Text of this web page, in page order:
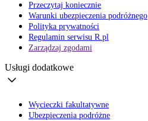
Przeczytaj koniecznie
Warunki ubezpieczenia podróżnego
Polityka prywatności
Regulamin serwisu R.pl
Zarządzaj zgodami
Usługi dodatkowe
Wycieczki fakultatywne
Ubezpieczenia podróżne